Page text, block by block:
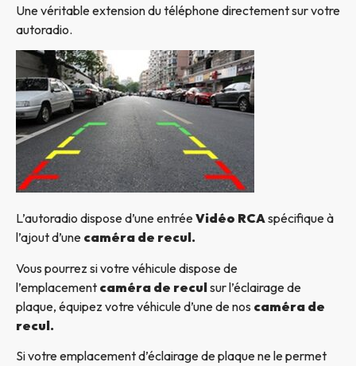
Une véritable extension du téléphone directement sur votre
autoradio.
L’autoradio dispose d’une entréeVidéo RCAspécifique à
l’ajout d’une caméra de recul.
Vous pourrez si votre véhicule dispose de
l’emplacement caméra de reculsur l’éclairage de
plaque, équipez votre véhicule d’une de nos caméra de
recul.
Si votre emplacement d’éclairage de plaque ne le permet